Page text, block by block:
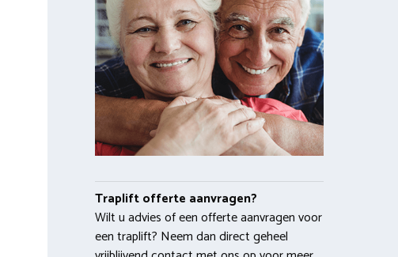
Traplift offerte aanvragen?
Wilt u advies of een offerte aanvragen voor
een traplift? Neem dan direct geheel